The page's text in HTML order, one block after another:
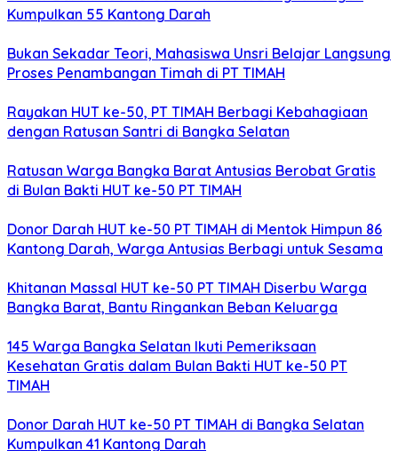
Kumpulkan 55 Kantong Darah
Bukan Sekadar Teori, Mahasiswa Unsri Belajar Langsung
Proses Penambangan Timah di PT TIMAH
Rayakan HUT ke-50, PT TIMAH Berbagi Kebahagiaan
dengan Ratusan Santri di Bangka Selatan
Ratusan Warga Bangka Barat Antusias Berobat Gratis
di Bulan Bakti HUT ke-50 PT TIMAH
Donor Darah HUT ke-50 PT TIMAH di Mentok Himpun 86
Kantong Darah, Warga Antusias Berbagi untuk Sesama
Khitanan Massal HUT ke-50 PT TIMAH Diserbu Warga
Bangka Barat, Bantu Ringankan Beban Keluarga
145 Warga Bangka Selatan Ikuti Pemeriksaan
Kesehatan Gratis dalam Bulan Bakti HUT ke-50 PT
TIMAH
Donor Darah HUT ke-50 PT TIMAH di Bangka Selatan
Kumpulkan 41 Kantong Darah